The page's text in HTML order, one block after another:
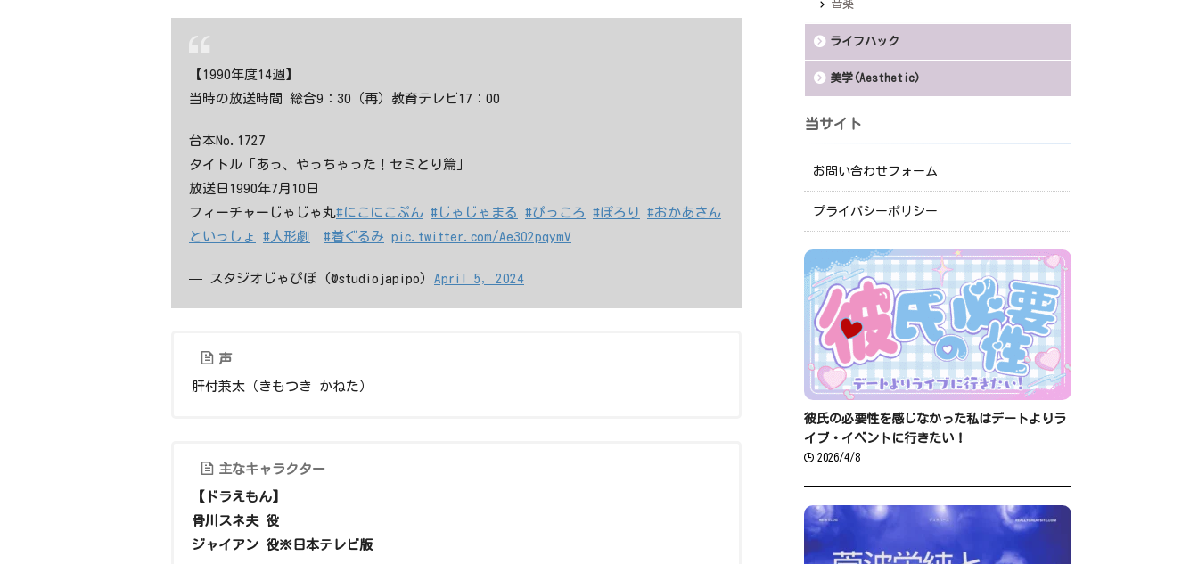
【1990年度14週】
当時の放送時間 総合9：30（再）教育テレビ17：00
台本No.1727
タイトル「あっ、やっちゃった！セミとり篇」
放送日1990年7月10日
フィーチャーじゃじゃ丸#にこにこぷん #じゃじゃまる #ぴっころ #ぽろり #おかあさん
といっしょ #人形劇 #着ぐるみ pic.twitter.com/Ae3O2pqymV
— スタジオじゃぴぽ (@studiojapipo) April 5, 2024
声
肝付兼太（きもつき かねた）
主なキャラクター
【ドラえもん】
骨川スネ夫 役
ジャイアン 役※日本テレビ版
音楽
ライフハック
美学(Aesthetic)
当サイト
お問い合わせフォーム
プライバシーポリシー
彼氏の必要性を感じなかった私はデートよりラ
イブ・イベントに行きたい！
2026/4/8